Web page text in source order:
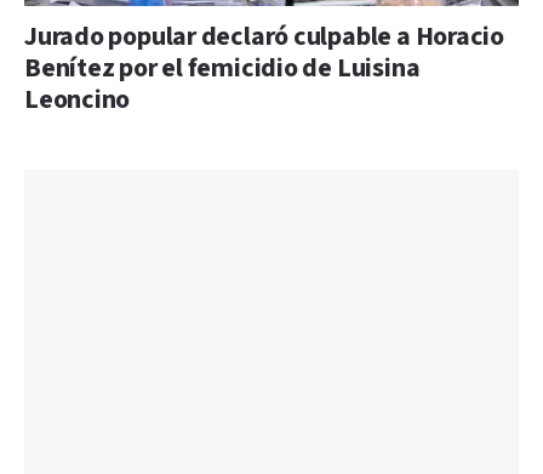
Jurado popular declaró culpable a Horacio
Benítez por el femicidio de Luisina
Leoncino